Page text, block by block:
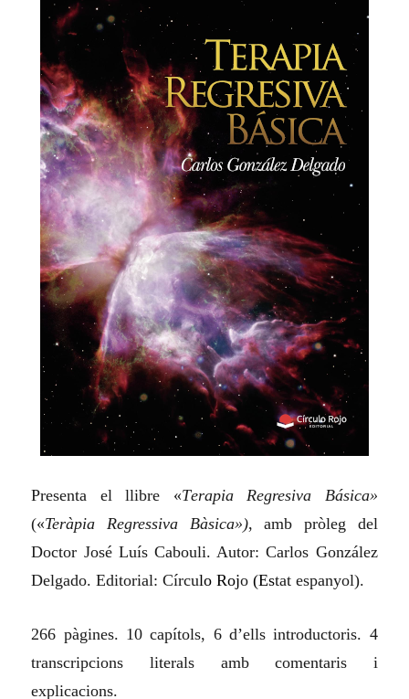
Presenta el llibre «Terapia Regresiva Básica»
(«Teràpia Regressiva Bàsica»), amb pròleg del
Doctor José Luís Cabouli. Autor: Carlos González
Delgado. Editorial: Círculo Rojo (Estat espanyol).
266 pàgines. 10 capítols, 6 d’ells introductoris. 4
transcripcions literals amb comentaris i
explicacions.